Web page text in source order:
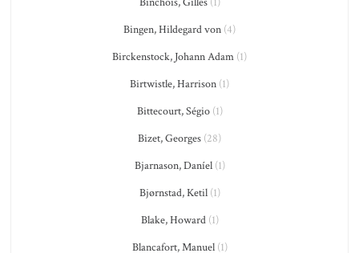
Bingen, Hildegard von (4)
Birckenstock, Johann Adam (1)
Birtwistle, Harrison (1)
Bittecourt, Ségio(1)
Bizet, Georges (28)
Bjarnason, Daníel(1)
Bjørnstad, Ketil(1)
Blake, Howard(1)
Blancafort, Manuel(1)